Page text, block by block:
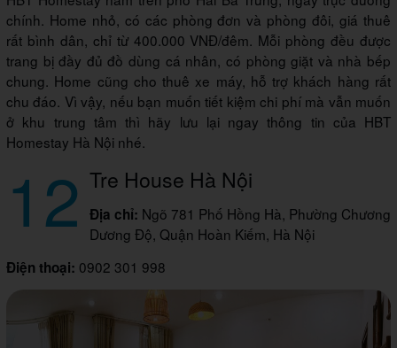
chính. Home nhỏ, có các phòng đơn và phòng đôi, giá thuê
rất bình dân, chỉ từ 400.000 VNĐ/đêm. Mỗi phòng đều được
trang bị đầy đủ đồ dùng cá nhân, có phòng giặt và nhà bếp
chung. Home cũng cho thuê xe máy, hỗ trợ khách hàng rất
chu đáo. Vì vậy, nếu bạn muốn tiết kiệm chi phí mà vẫn muốn
ở khu trung tâm thì hãy lưu lại ngay thông tin của HBT
Homestay Hà Nội nhé.
12 Tre House Hà Nội
Địa chỉ: Ngõ 781 Phố Hồng Hà, Phường Chương
Dương Độ, Quận Hoàn Kiếm, Hà Nội
Điện thoại: 0902 301 998